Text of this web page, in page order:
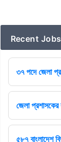
Recent
৩৭ পদে জেলা
জেলা প্রশাসকের
৫৮৭ বাংলাদেশ